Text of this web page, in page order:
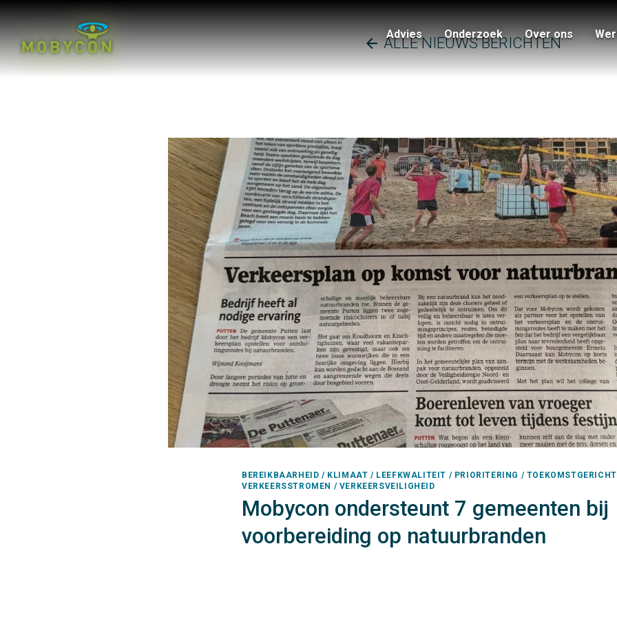
Advies Onderzoek Over ons
arrow_backALLE NIEUWS BERICHTEN
BEREIKBAARHEID / KLIMAAT / LEEFKWALITEIT / PRIORITERING /
VERKEERSSTROMEN / VERKEERSVEILIGHEID
Mobycon ondersteunt 7 gemeenten bij
voorbereiding op natuurbranden